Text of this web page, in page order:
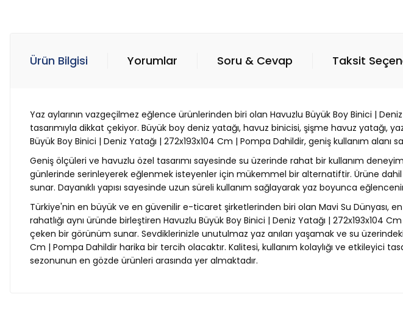
Ürün Bilgisi Yorumlar Soru & Cevap Taksit
Yaz aylarının vazgeçilmez eğlence ürünlerinden biri olan Havuzlu Büyük Boy Binici |
tasarımıyla dikkat çekiyor. Büyük boy deniz yatağı, havuz binicisi, şişme havuz yatağı,
Büyük Boy Binici | Deniz Yatağı | 272x193x104 Cm | Pompa Dahildir, geniş kullanım
Geniş ölçüleri ve havuzlu özel tasarımı sayesinde su üzerinde rahat bir kullanım
günlerinde serinleyerek eğlenmek isteyenler için mükemmel bir alternatiftir. Ürüne dahil
sunar. Dayanıklı yapısı sayesinde uzun süreli kullanım sağlayarak yaz boyunca
Türkiye'nin en büyük ve en güvenilir e-ticaret şirketlerinden biri olan Mavi Su Dünyası,
rahatlığı aynı üründe birleştiren Havuzlu Büyük Boy Binici | Deniz Yatağı |
çeken bir görünüm sunar. Sevdiklerinizle unutulmaz yaz anıları yaşamak ve su
Cm | Pompa Dahildir harika bir tercih olacaktır. Kalitesi, kullanım kolaylığı ve etkileyici
sezonunun en gözde ürünleri arasında yer almaktadır.